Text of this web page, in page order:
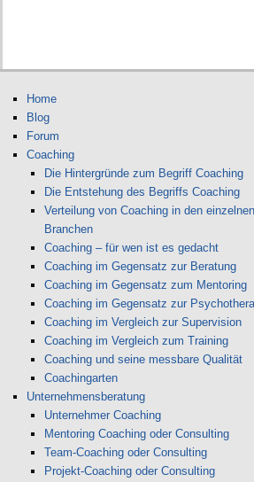
Home
Blog
Forum
Coaching
Die Hintergründe zum Begriff Coaching
Die Entstehung des Begriffs Coaching
Verteilung von Coaching in den einzelnen
Branchen
Coaching – für wen ist es gedacht
Coaching im Gegensatz zur Beratung
Coaching im Gegensatz zum Mentoring
Coaching im Gegensatz zur
Coaching im Vergleich zur Supervision
Coaching im Vergleich zum Training
Coaching und seine messbare Qualität
Coachingarten
Unternehmensberatung
Unternehmer Coaching
Mentoring Coaching oder Consulting
Team-Coaching oder Consulting
Projekt-Coaching oder Consulting